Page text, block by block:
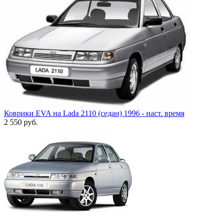
Коврики EVA на Lada 2110 (седан) 1996 - наст. время
2 550 руб.